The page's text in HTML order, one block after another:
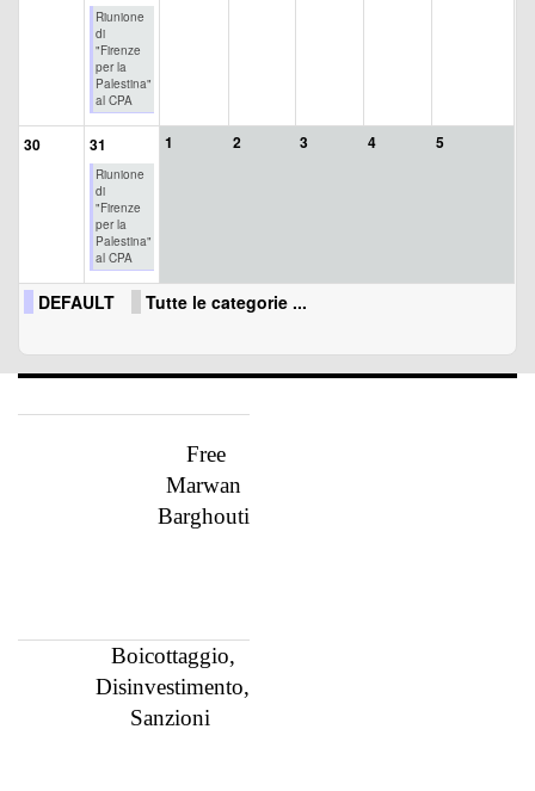
Riunione
di
"Firenze
per la
Palestina"
al CPA
30 31
Riunione
di
"Firenze
per la
Palestina"
al CPA
1 2 3 4 5
DEFAULT Tutte le categorie ...
Free
Marwan
Barghouti
Boicottaggio,
Disinvestimento,
Sanzioni